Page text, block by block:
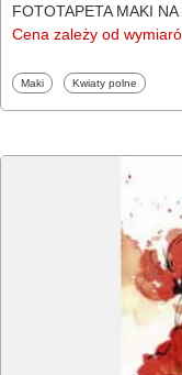
FOTOTAPETA MAKI
Cena zależy od
Fototapety
Maki Fototapety
Kwiaty polne